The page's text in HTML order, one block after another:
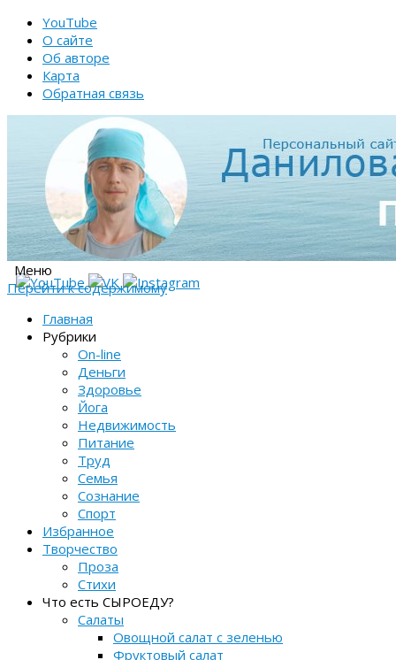
YouTube
О сайте
Об авторе
Карта
Обратная связь
Меню
Перейти к содержимому
Главная
Рубрики
On-line
Деньги
Здоровье
Йога
Недвижимость
Питание
Труд
Семья
Сознание
Спорт
Избранное
Творчество
Проза
Стихи
Что есть СЫРОЕДУ?
Салаты
Овощной салат с зеленью
Фруктовый салат